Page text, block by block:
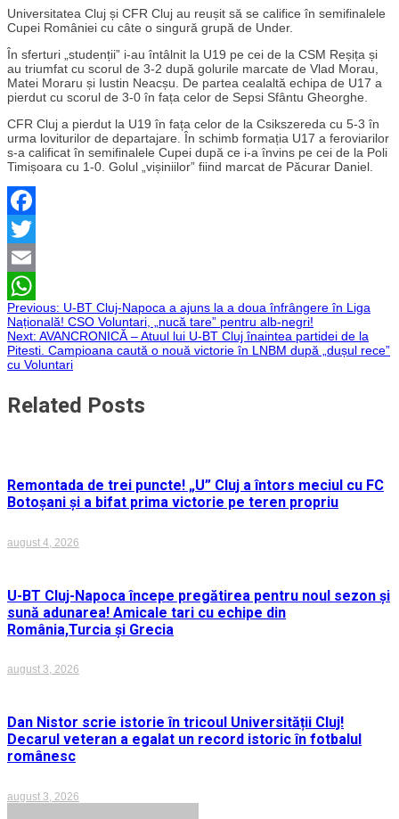
Universitatea Cluj și CFR Cluj au reușit să se califice în semifinalele
Cupei României cu câte o singură grupă de Under.
În sferturi „studenții” i-au întâlnit la U19 pe cei de la CSM Reșița și
au triumfat cu scorul de 3-2 după golurile marcate de Vlad Morau,
Matei Moraru și Iustin Neacșu. De partea cealaltă echipa de U17 a
pierdut cu scorul de 3-0 în fața celor de Sepsi Sfântu Gheorghe.
CFR Cluj a pierdut la U19 în fața celor de la Csikszereda cu 5-3 în
urma loviturilor de departajare. În schimb formația U17 a feroviarilor
s-a calificat în semifinalele Cupei după ce i-a învins pe cei de la Poli
Timișoara cu 1-0. Golul „vișiniilor” fiind marcat de Păcurar Daniel.
Facebook
Twitter
Email
WhatsApp
Navigare
în
Previous: U-BT Cluj-Napoca a ajuns la a doua înfrângere în Liga
Națională! CSO Voluntari, „nucă tare” pentru alb-negri!
Next: AVANCRONICĂ – Atuul lui U-BT Cluj înaintea partidei de la
Pitesti. Campioana caută o nouă victorie în LNBM după „dușul rece”
cu Voluntari
Related Posts
Remontada de trei puncte! „U” Cluj a întors meciul cu FC
Botoșani și a bifat prima victorie pe teren propriu
august 4, 2026
U-BT Cluj-Napoca începe pregătirea pentru noul sezon și
sună adunarea! Amicale tari cu echipe din
România,Turcia și Grecia
august 3, 2026
Dan Nistor scrie istorie în tricoul Universității Cluj!
Decarul veteran a egalat un record istoric în fotbalul
românesc
august 3, 2026